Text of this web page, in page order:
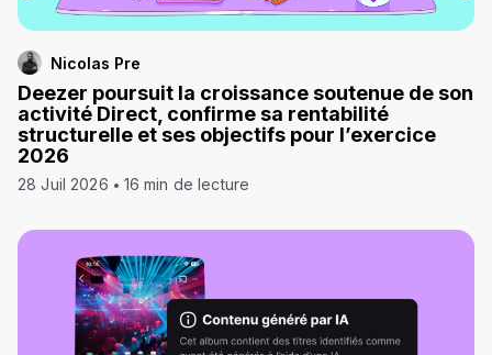
Nicolas Pre
Deezer poursuit la croissance soutenue de son
activité Direct, confirme sa rentabilité
structurelle et ses objectifs pour l’exercice
2026
28 Juil 2026 16 min de lecture